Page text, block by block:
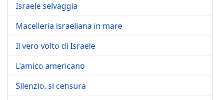
Israele selvaggia
Macelleria israeliana in mare
Il vero volto di Israele
L'amico americano
Silenzio, si censura